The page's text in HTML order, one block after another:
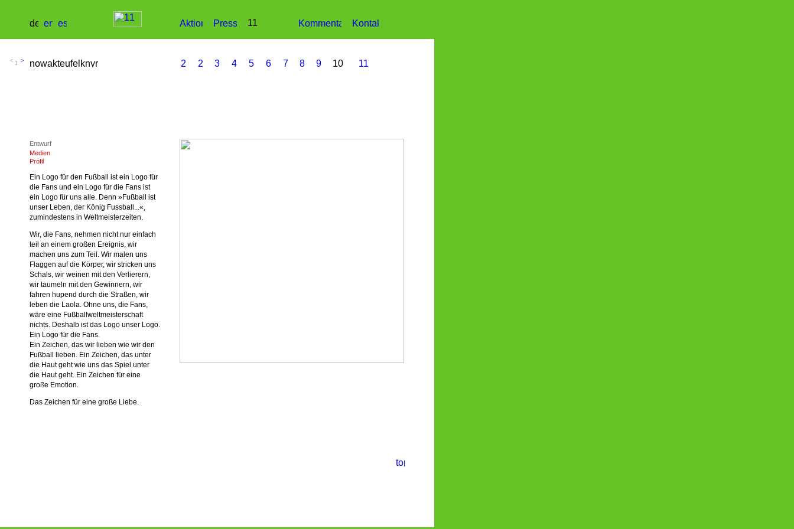
1
Entwurf
Medien
Profil
Ein Logo für den Fußball ist ein Logo für
die Fans und ein Logo für die Fans ist
ein Logo für uns alle. Denn »Fußball ist
unser Leben, der König Fussball...«,
zumindestens in Weltmeisterzeiten.
Wir, die Fans, nehmen nicht nur einfach
teil an einem großen Ereignis, wir
machen uns zum Teil. Wir malen uns
Flaggen auf die Körper, wir stricken uns
Schals, wir weinen mit den Verlierern,
wir taumeln mit den Gewinnern, wir
fahren hupend durch die Straßen, wir
leben die Laola. Ohne uns, die Fans,
wäre eine Fußballweltmeisterschaft
nichts. Deshalb ist das Logo unser Logo.
Ein Logo für die Fans.
Ein Zeichen, das wir lieben wie wir den
Fußball lieben. Ein Zeichen, das unter
die Haut geht wie uns das Spiel unter
die Haut geht. Ein Zeichen für eine
große Emotion.
Das Zeichen für eine große Liebe.